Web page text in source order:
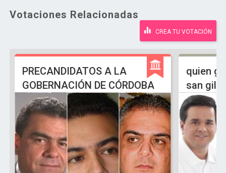
Votaciones Relacionadas
CREA TU VOTACIÓN
PRECANDIDATOS A LA
GOBERNACIÓN DE CÓRDOBA
quien
san gil